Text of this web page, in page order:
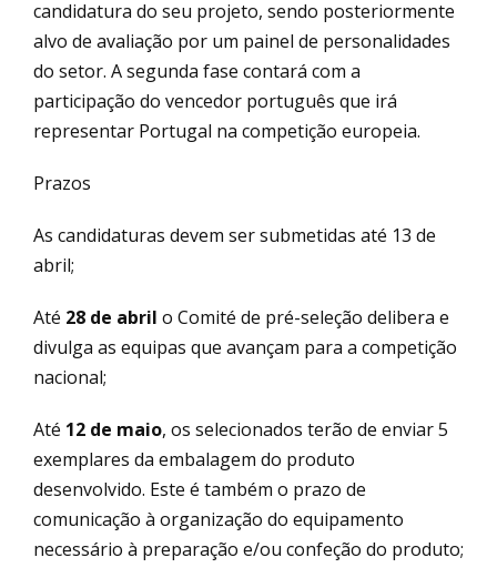
candidatura do seu projeto, sendo posteriormente
alvo de avaliação por um painel de personalidades
do setor. A segunda fase contará com a
participação do vencedor português que irá
representar Portugal na competição europeia.
Prazos
As candidaturas devem ser submetidas até 13 de
abril;
Até 28 de abril o Comité de pré-seleção delibera e
divulga as equipas que avançam para a competição
nacional;
Até 12 de maio, os selecionados terão de enviar 5
exemplares da embalagem do produto
desenvolvido. Este é também o prazo de
comunicação à organização do equipamento
necessário à preparação e/ou confeção do produto;